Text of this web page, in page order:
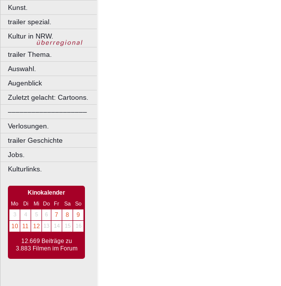
Kunst.
trailer spezial.
Kultur in NRW.
trailer Thema.
Auswahl.
Augenblick
Zuletzt gelacht: Cartoons.
––––––––––––––––––––
Verlosungen.
trailer Geschichte
Jobs.
Kulturlinks.
Kinokalender
Mo Di Mi Do Fr Sa
So
3
4 5 6 7 8
9
10
11 12 13 14 15 16
12.669 Beiträge zu
3.883 Filmen im Forum